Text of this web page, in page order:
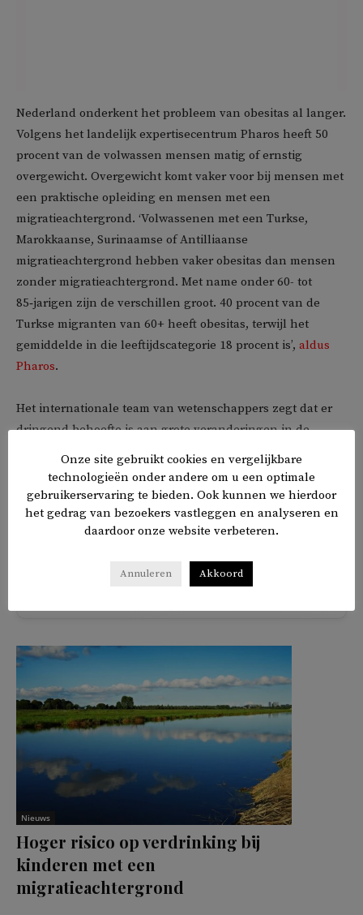
Nederland onderkent het probleem van obesitas al langer.
Volgens het landelijk expertisecentrum Pharos heeft 50
procent van de volwassen mensen matig of ernstig
overgewicht. Overgewicht komt vaker voor bij mensen met
een praktische opleiding en mensen met een
migratieachtergrond. ‘Volwassenen met een Turkse,
Marokkaanse, Surinaamse of Antilliaanse
migratieachtergrond hebben vaker obesitas dan mensen
zonder migratieachtergrond. Met name onder 60- tot
85‑jarigen zijn de verschillen groot. 40 procent van de
Turkse migranten van 60+ heeft obesitas, terwijl het
gemiddelde in die leeftijdscategorie 18 procent is’, aldus
Pharos.
Het internationale team van wetenschappers zegt dat er
dringend behoefte is aan grote veranderingen in de
ontwikkelen van veel ernstige gezondheidsproblemen
vergroten, waaronder hartaandoeningen, diabetes en
sommige vormen van kanker.
in
Nieuws
Hoger risico op verdrinking bij
kinderen met een
migratieachtergrond
Onze site gebruikt cookies en vergelijkbare
technologieën onder andere om u een optimale
gebruikerservaring te bieden. Ook kunnen we hierdoor
het gedrag van bezoekers vastleggen en analyseren en
daardoor onze website verbeteren.
Annuleren Akkoord